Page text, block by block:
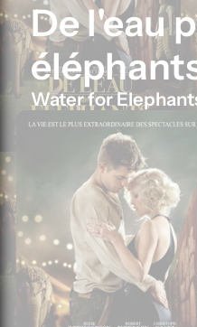
De l'eau
Water for